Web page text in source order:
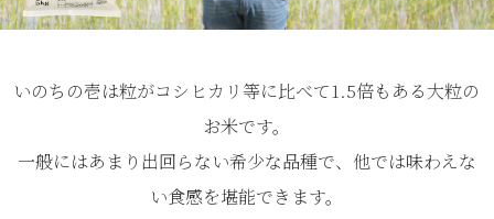
いのちの壱は粒がコシヒカリ等に比べて1.5倍もある大粒の
お米です。
一般にはあまり出回らない希少な品種で、他では味わえな
い食感を堪能できます。